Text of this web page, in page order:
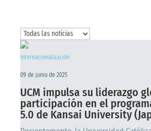
Internacionalización
09 de junio de 2025
UCM impulsa su liderazgo
participación en el
5.0 de Kansai University